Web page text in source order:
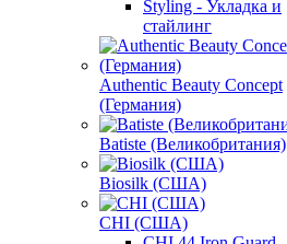
Styling - Укладка и
стайлинг
Authentic Beauty Concept
(Германия)
Batiste (Великобритания)
Biosilk (США)
CHI (США)